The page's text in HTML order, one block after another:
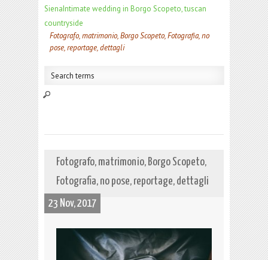
SienaIntimate wedding in Borgo Scopeto, tuscan
countryside
Fotografo, matrimonio, Borgo Scopeto, Fotografia, no
pose, reportage, dettagli
Fotografo, matrimonio, Borgo Scopeto,
Fotografia, no pose, reportage, dettagli
23 Nov, 2017